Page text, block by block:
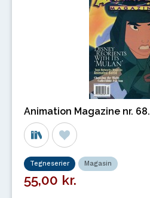
Animation Magazine nr. 68.
Tegneserier Magasin
55,00 kr.